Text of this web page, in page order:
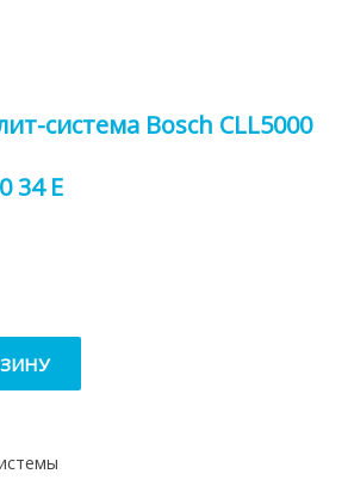
система Bosch CLL5000
34 E